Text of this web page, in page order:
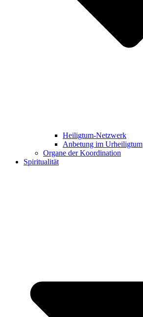
Heiligtum-Netzwerk
Anbetung im Urheiligtum
Organe der Koordination
Spiritualität